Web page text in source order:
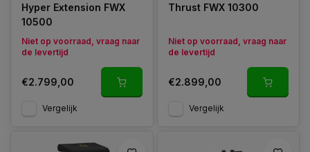
Hyper Extension FWX
10500
Niet op voorraad, vraag naar
de levertijd
€2.799,00
Vergelijk
Thrust FWX 10300
Niet op voorraad, vraag naar
de levertijd
€2.899,00
Vergelijk